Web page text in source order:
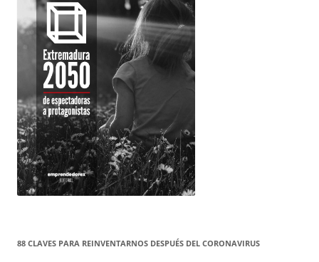
88 CLAVES PARA REINVENTARNOS DESPUÉS DEL CORONAVIRUS